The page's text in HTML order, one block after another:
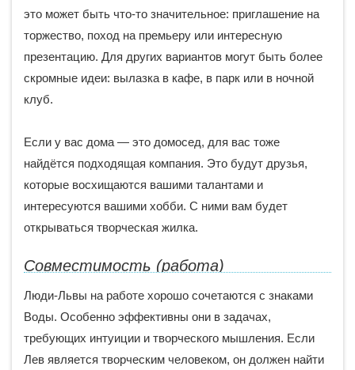
это может быть что-то значительное: приглашение на
торжество, поход на премьеру или интересную
презентацию. Для других вариантов могут быть более
скромные идеи: вылазка в кафе, в парк или в ночной
клуб.
Если у вас дома — это домосед, для вас тоже
найдётся подходящая компания. Это будут друзья,
которые восхищаются вашими талантами и
интересуются вашими хобби. С ними вам будет
открываться творческая жилка.
Совместимость (работа)
Люди-Львы на работе хорошо сочетаются с знаками
Воды. Особенно эффективны они в задачах,
требующих интуиции и творческого мышления. Если
Лев является творческим человеком, он должен найти